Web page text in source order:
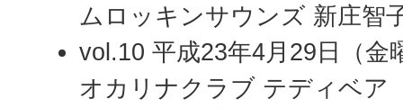
ムロッキンサウンズ 新庄智
vol.10 平成23年4月29日（金
オカリナクラブ テディベア